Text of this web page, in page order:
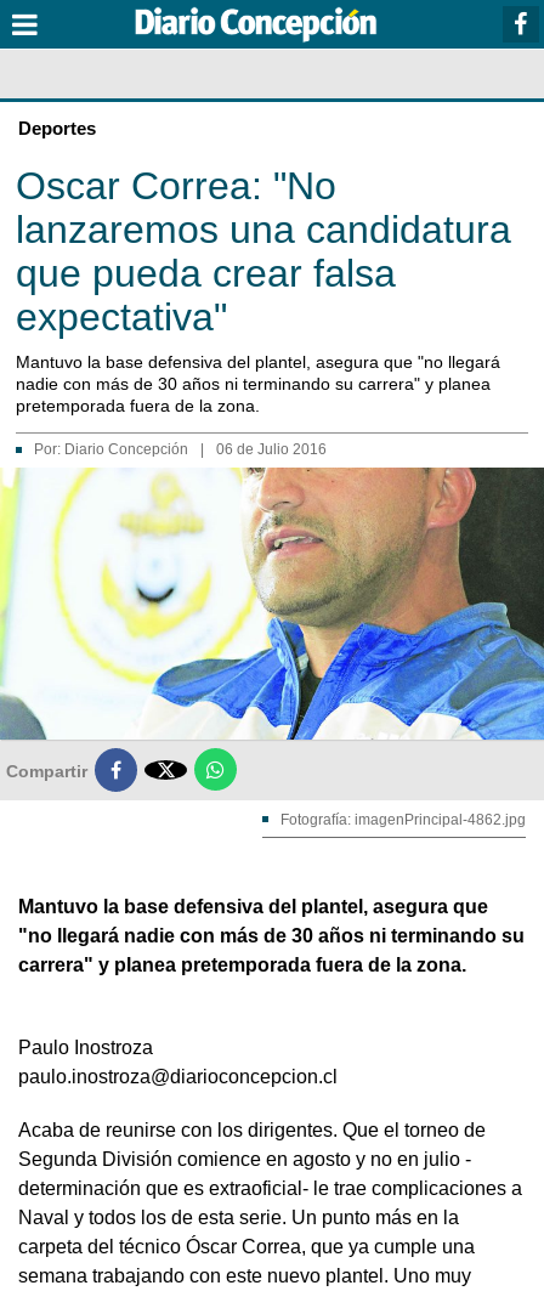
Deportes
Oscar Correa: "No
lanzaremos una candidatura
que pueda crear falsa
expectativa"
Mantuvo la base defensiva del plantel, asegura que "no llegará
nadie con más de 30 años ni terminando su carrera" y planea
pretemporada fuera de la zona.
Por: Diario Concepción 06 de Julio 2016
Compartir 
Fotografía: imagenPrincipal-4862.jpg
Mantuvo la base defensiva del plantel, asegura que
"no llegará nadie con más de 30 años ni terminando su
carrera" y planea pretemporada fuera de la zona.
Paulo Inostroza
paulo.inostroza@diarioconcepcion.cl
Acaba de reunirse con los dirigentes. Que el torneo de
Segunda División comience en agosto y no en julio -
determinación que es extraoficial- le trae complicaciones a
Naval y todos los de esta serie. Un punto más en la
carpeta del técnico Óscar Correa, que ya cumple una
semana trabajando con este nuevo plantel. Uno muy